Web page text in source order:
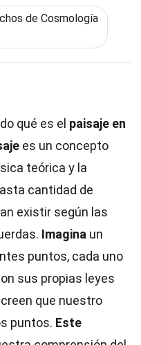
de Cosmología
qué es el paisaje en
es un concepto
teórica y la
cantidad de
existir según las
Imagina un
puntos, cada uno
sus propias leyes
creen que nuestro
puntos. Este